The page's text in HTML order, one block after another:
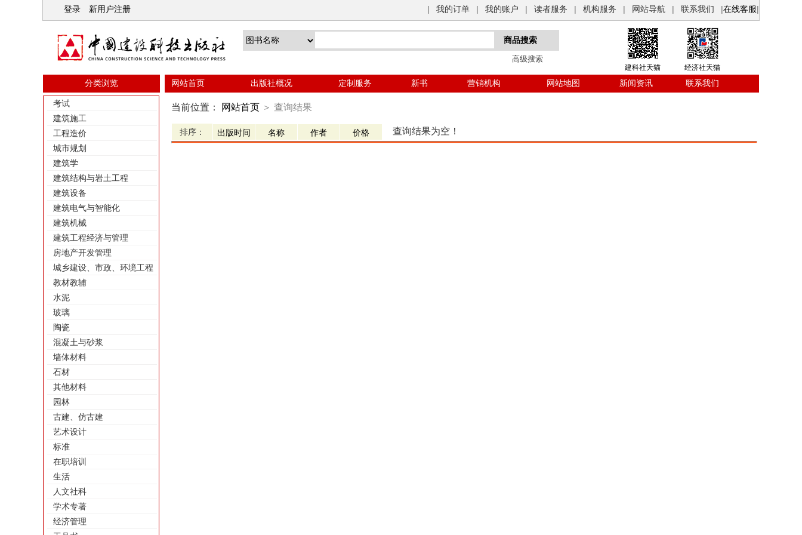
登录 新用户注册 | 我的订单 | 我的账户 | 读者服务 | 机构服务 | 网站导航 | 联系我们 |在线客服|
高级搜索
建科社天猫 经济社天猫
分类浏览 网站首页 出版社概况 定制服务 新书 营销机构 网站地图 新闻资讯 联系我们
考试
建筑施工
工程造价
城市规划
建筑学
建筑结构与岩土工程
建筑设备
建筑电气与智能化
建筑机械
建筑工程经济与管理
房地产开发管理
城乡建设、市政、环境工程
教材教辅
水泥
玻璃
陶瓷
混凝土与砂浆
墙体材料
石材
其他材料
园林
古建、仿古建
艺术设计
标准
在职培训
生活
人文社科
学术专著
经济管理
当前位置： 网站首页 ＞ 查询结果
排序： 查询结果为空！